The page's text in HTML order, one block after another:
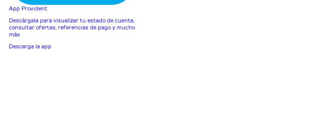
App Provident
Descárgala para visualizar tu estado de cuenta,
consultar ofertas, referencias de pago y mucho
más
Descarga la app